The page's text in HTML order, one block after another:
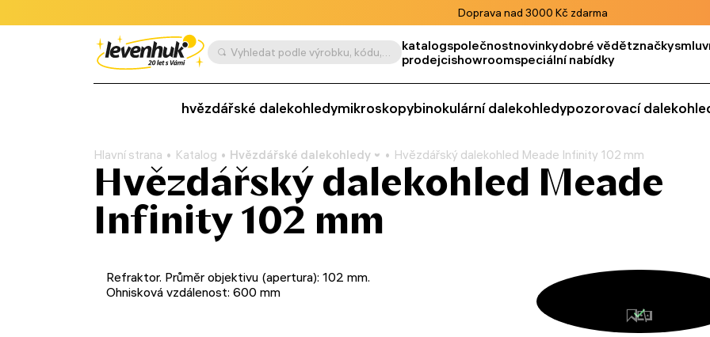
Doprava nad 3000 Kč zdarma
Vyhledat podle výrobku, kódu, kategorie apod. katalogspolečnostnovinkydobré vědětznačky
prodejcishowroomspeciální nabídky
hvězdářské dalekohledymikroskopybinokulární dalekohledypozorovací
Hlavní strana Katalog Hvězdářské dalekohledy Hvězdářský dalekohled Meade Infinity 102 mm
Hvězdářský dalekohled Meade
Infinity 102 mm
Refraktor. Průměr objektivu (apertura): 102 mm.
Ohnisková vzdálenost: 600 mm